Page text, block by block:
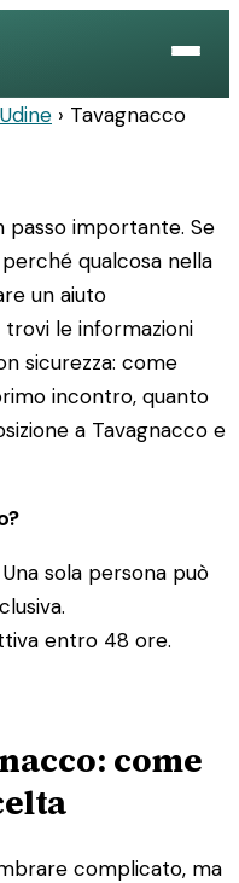
› Tavagnacco
passo importante. Se
qualcosa nella
un aiuto
le informazioni
sicurezza: come
incontro, quanto
a Tavagnacco e
sola persona può
entro 48 ore.
come
complicato, ma